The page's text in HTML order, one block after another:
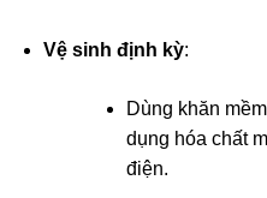
Vệ sinh định kỳ:
Dùng khăn
dụng hóa chất
điện.